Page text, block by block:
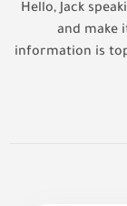
Hello, Jack
and make
information is